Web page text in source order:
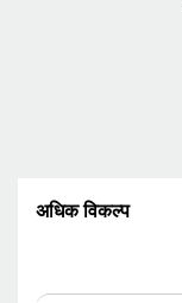
अधिक विकल्प